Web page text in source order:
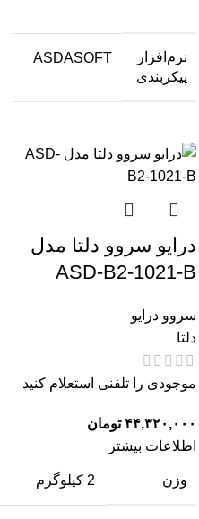
نرم‌افزار
پیکربندی
ASDASOFT
درایو سروو دلتا مدل
ASD-B2-1021-B
سروو درایو
دلتا
موجودی را تلفنی استعلام کنید
۴۴,۳۲۰,۰۰۰ تومان
اطلاعات بیشتر
وزن 2 کیلوگرم